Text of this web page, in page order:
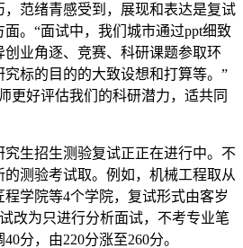
范绪青感受到，展现和表达是复试
。“面试中，我们城市通过ppt细致
业角逐、竞赛、科研课题参取环
标的目的的大致设想和打算等。”
更好评估我们的科研潜力，适共同
生招生测验复试正正在进行中。不
测验考试取。例如，机械工程取从
学院等4个学院，复试形式由客岁
改为只进行分析面试，不考专业笔
分，由220分涨至260分。